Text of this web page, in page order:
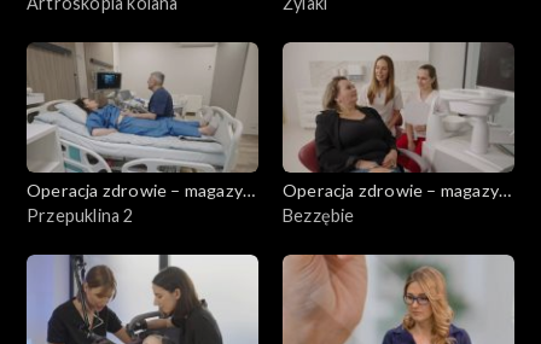
Operacja zdrowie – magazyn
medyczny
Przepuklina 2
Operacja zdrowie – magazyn
medyczny
Bezzębie